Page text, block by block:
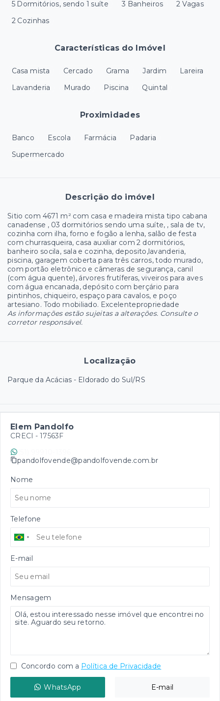
5 Dormitórios, sendo 1 suíte 3 Banheiros
2 Vagas
2 Cozinhas
Características do Imóvel
Casa mista Cercado Grama Jardim
Lareira
Lavanderia
Murado Piscina Quintal
Proximidades
Banco Escola Farmácia
Padaria
Supermercado
Descrição do imóvel
Sitio com 4671 m² com casa e madeira mista tipo cabana
canadense , 03 dormitórios sendo uma suíte, , sala de tv,
cozinha com ilha, forno e fogão a lenha, salão de festa
com churrasqueira, casa auxiliar com 2 dormitórios,
banheiro socila, sala e cozinha, deposito,lavanderia,
piscina, garagem coberta para três carros, todo murado,
com portão eletrônico e câmeras de segurança, canil
(com água quente), árvores frutíferas, viveiros para aves
com água encanada, depósito com berçário para
pintinhos, chiqueiro, espaço para cavalos, e poço
artesiano. Todo mobiliado. Excelentepropriedade
As informações estão sujeitas a alterações. Consulte o
corretor responsável.
Localização
Parque da Acácias - Eldorado do Sul/RS
Elem Pandolfo
CRECI - 17563F
pandolfovende@pandolfovende.com.br
Nome
Telefone
E-mail
Mensagem
Concordo com a Política de Privacidade
WhatsApp E-mail